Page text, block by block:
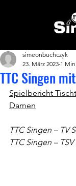
TTC Singen
simeonbuchczyk
23. März 2023 1
Spielbericht
Damen
TTC Singen – TV
TTC Singen –